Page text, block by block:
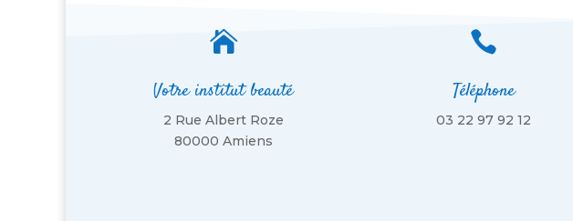

Votre institut beauté
2 Rue Albert Roze
80000 Amiens

Téléphone
03 22 97 92 12